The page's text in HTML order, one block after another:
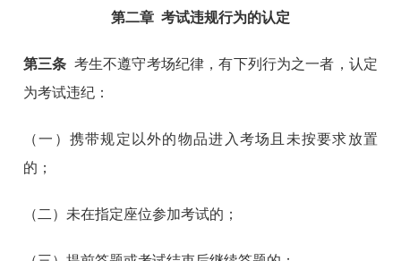
第二章 考试违规行为的认定
第三条 考生不遵守考场纪律，有下列行为之一者，认定
为考试违纪：
（一）携带规定以外的物品进入考场且未按要求放置
的；
（二）未在指定座位参加考试的；